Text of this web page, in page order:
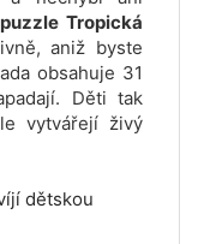
Tropická
aniž byste
obsahuje 31
Děti tak
vytvářejí živý
dětskou